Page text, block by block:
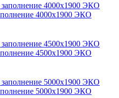
4000х1900 ЭКО
4500х1900 ЭКО
5000х1900 ЭКО